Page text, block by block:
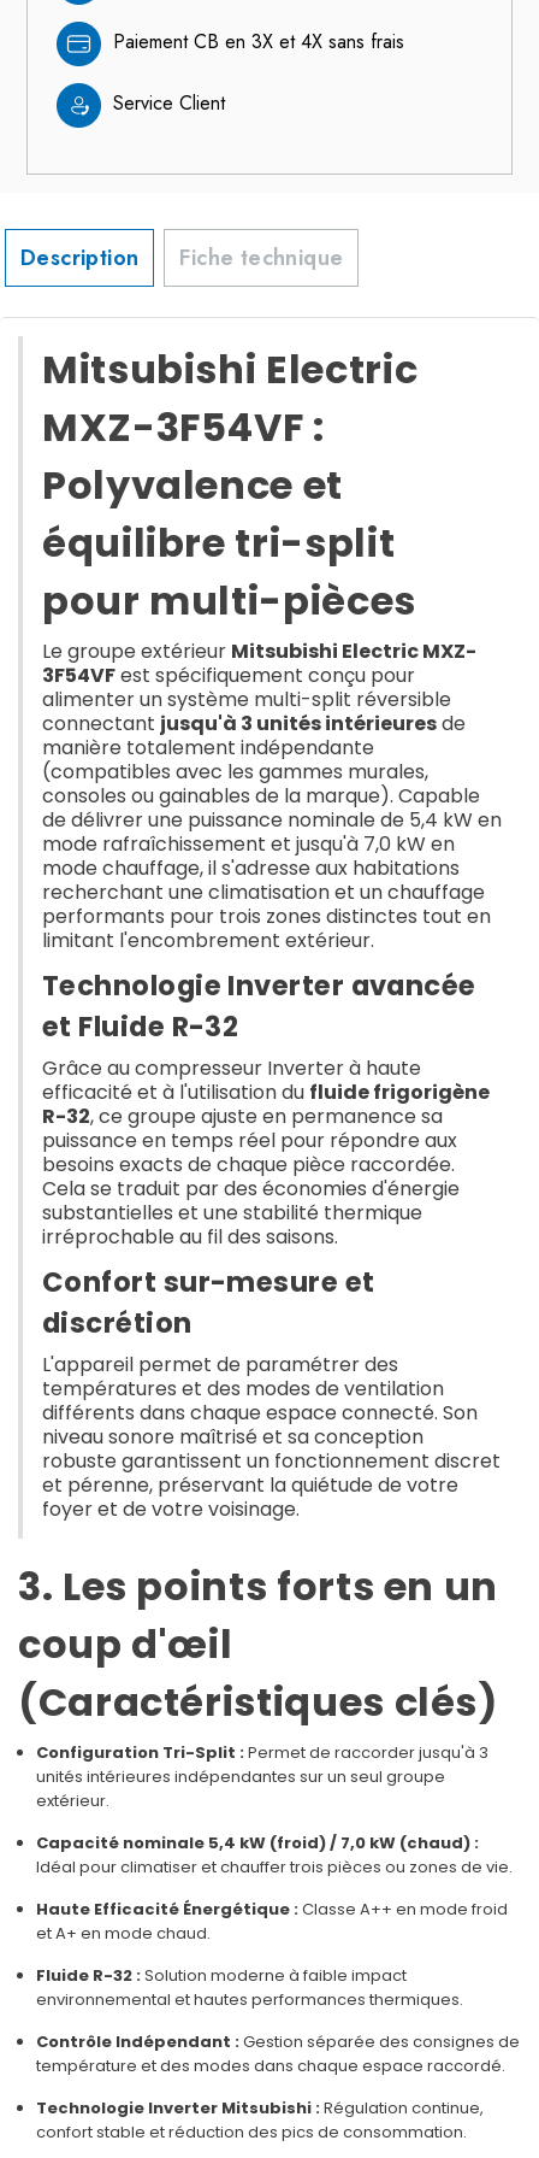
Paiement CB en 3X et 4X sans frais
Service Client
Description Fiche technique
Mitsubishi Electric
MXZ-3F54VF :
Polyvalence et
équilibre tri-split
pour multi-pièces
Le groupe extérieur Mitsubishi Electric MXZ-
3F54VFest spécifiquement conçu pour
alimenter un système multi-split réversible
connectant jusqu'à 3 unités intérieuresde
manière totalement indépendante
(compatibles avec les gammes murales,
consoles ou gainables de la marque). Capable
de délivrer une puissance nominale de 5,4 kW en
mode rafraîchissement et jusqu'à 7,0 kW en
mode chauffage, il s'adresse aux habitations
recherchant une climatisation et un chauffage
performants pour trois zones distinctes tout en
limitant l'encombrement extérieur.
Technologie Inverter avancée
et Fluide R-32
Grâce au compresseur Inverter à haute
efficacité et à l'utilisation du fluide frigorigène
R-32, ce groupe ajuste en permanence sa
puissance en temps réel pour répondre aux
besoins exacts de chaque pièce raccordée.
Cela se traduit par des économies d'énergie
substantielles et une stabilité thermique
irréprochable au fil des saisons.
Confort sur-mesure et
discrétion
L'appareil permet de paramétrer des
températures et des modes de ventilation
différents dans chaque espace connecté. Son
niveau sonore maîtrisé et sa conception
robuste garantissent un fonctionnement discret
et pérenne, préservant la quiétude de votre
foyer et de votre voisinage.
3. Les points forts en un
coup d'œil
(Caractéristiques clés)
Configuration Tri-Split :Permet de raccorder jusqu'à 3
unités intérieures indépendantes sur un seul groupe
extérieur.
Capacité nominale 5,4 kW (froid) / 7,0 kW (chaud) :
Idéal pour climatiser et chauffer trois pièces ou zones de vie.
Haute Efficacité Énergétique :Classe A++ en mode froid
et A+ en mode chaud.
Fluide R-32 :Solution moderne à faible impact
environnemental et hautes performances thermiques.
Contrôle Indépendant :Gestion séparée des consignes de
température et des modes dans chaque espace raccordé.
Technologie Inverter Mitsubishi :Régulation continue,
confort stable et réduction des pics de consommation.